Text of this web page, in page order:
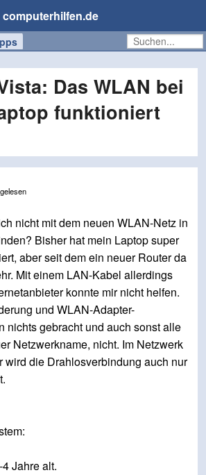
computerhilfen.de
Das WLAN bei
funktioniert
nicht mit dem neuen WLAN-Netz in
Bisher hat mein Laptop super
aber seit dem ein neuer Router da
Mit einem LAN-Kabel allerdings
konnte mir nicht helfen.
und WLAN-Adapter-
nichts gebracht und auch sonst alle
Netzwerkname, nicht. Im Netzwerk
wird die Drahlosverbindung auch nur
Jahre alt.